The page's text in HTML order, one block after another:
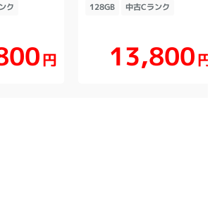
ク
円
128GB 中古Cランク
13,800円